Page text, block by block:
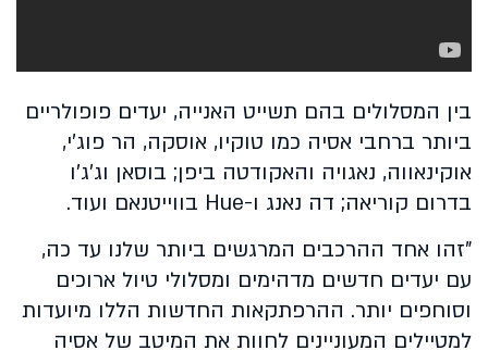
בין המסלולים בהם תשייט האנייה, יעדים פופולריים
ביותר ברחבי אסיה כמו טוקיו, אוסקה, הר פוג'י,
אוקינאווה, נאגויה והאקודטה ביפן; בוסאן וג'ג'ו
בדרום קוריאה; דה נאנג ו-Hue בווייטנאם ועוד.
"זהו אחד ההרכבים המרגשים ביותר שלנו עד כה,
עם יעדים חדשים מדהימים ומסלולי טיול ארוכים
וסוחפים יותר. ההרפתקאות החדשות הללו מיועדות
למטיילים המעוניינים לחוות את המיטב של אסיה